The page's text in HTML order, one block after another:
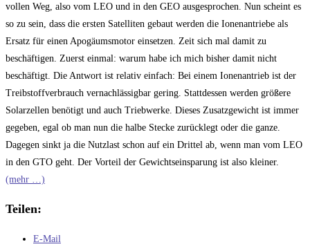
vollen Weg, also vom LEO und in den GEO ausgesprochen. Nun scheint es
so zu sein, dass die ersten Satelliten gebaut werden die Ionenantriebe als
Ersatz für einen Apogäumsmotor einsetzen. Zeit sich mal damit zu
beschäftigen. Zuerst einmal: warum habe ich mich bisher damit nicht
beschäftigt. Die Antwort ist relativ einfach: Bei einem Ionenantrieb ist der
Treibstoffverbrauch vernachlässigbar gering. Stattdessen werden größere
Solarzellen benötigt und auch Triebwerke. Dieses Zusatzgewicht ist immer
gegeben, egal ob man nun die halbe Stecke zurücklegt oder die ganze.
Dagegen sinkt ja die Nutzlast schon auf ein Drittel ab, wenn man vom LEO
in den GTO geht. Der Vorteil der Gewichtseinsparung ist also kleiner.
(mehr …)
Teilen:
E-Mail